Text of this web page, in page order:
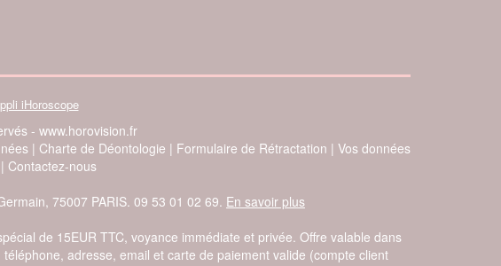
iHoroscope
- www.horovision.fr
| Charte de Déontologie | Formulaire de Rétractation | Vos données
Contactez-nous
75007 PARIS. 09 53 01 02 69. En savoir plus
de 15EUR TTC, voyance immédiate et privée. Offre valable dans
adresse, email et carte de paiement valide (compte client